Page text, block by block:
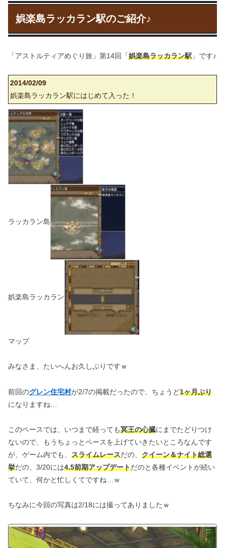
娯楽島ラッカラン駅のご紹介♪
「アストルティアめぐり旅」第14回「娯楽島ラッカラン駅 」です♪
2014/02/09
娯楽島ラッカラン駅にはじめて入った！
ラッカラン島
娯楽島ラッカラン
マップ
みなさま、たいへんお久しぶりですｗ
前回のグレン住宅村が2/7の掲載だったので、ちょうど1ヶ月ぶり
になりますね…
このペースでは、いつまで経っても冥王の心臓にまでたどりつけ
ないので、もうちょっとペースを上げていきたいところなんです
が、ゲーム内でも、 スライムレースだの、 クイーン＆ナイト総選
挙だの、3/20には4.5前期アップデートだのと各種イベントが続い
ていて、何かと忙しくてですね…ｗ
ちなみに今回の写真は2/18には撮ってありましたｗ